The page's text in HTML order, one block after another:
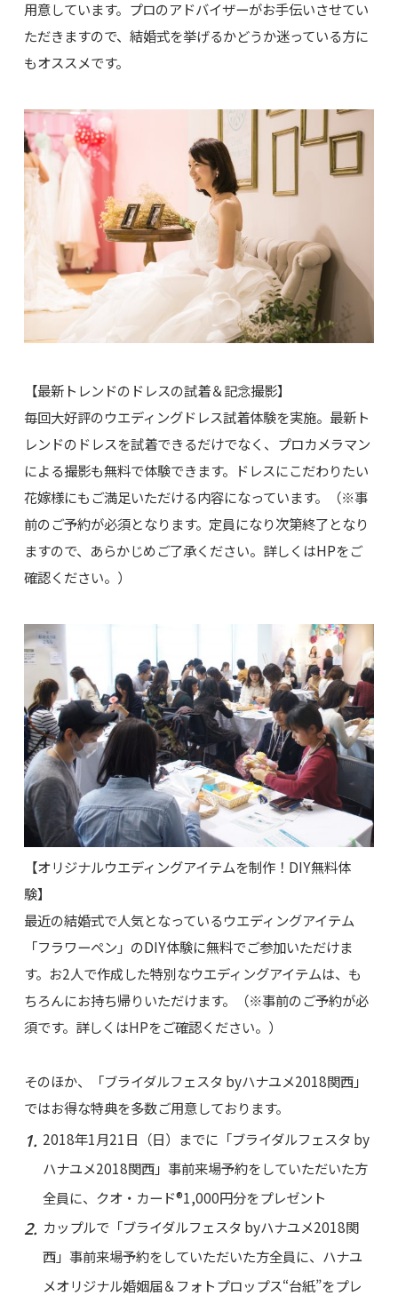
用意しています。プロのアドバイザーがお手伝いさせてい
ただきますので、結婚式を挙げるかどうか迷っている方に
もオススメです。
【最新トレンドのドレスの試着＆記念撮影】
毎回大好評のウエディングドレス試着体験を実施。最新ト
レンドのドレスを試着できるだけでなく、プロカメラマン
による撮影も無料で体験できます。ドレスにこだわりたい
花嫁様にもご満足いただける内容になっています。（※事
前のご予約が必須となります。定員になり次第終了となり
ますので、あらかじめご了承ください。詳しくはHPをご
確認ください。）
【オリジナルウエディングアイテムを制作！DIY無料体
験】
最近の結婚式で人気となっているウエディングアイテム
「フラワーペン」のDIY体験に無料でご参加いただけま
す。お2人で作成した特別なウエディングアイテムは、も
ちろんにお持ち帰りいただけます。（※事前のご予約が必
須です。詳しくはHPをご確認ください。）
そのほか、「ブライダルフェスタ byハナユメ2018関西」
ではお得な特典を多数ご用意しております。
2018年1月21日（日）までに「ブライダルフェスタ by
ハナユメ2018関西」事前来場予約をしていただいた方
全員に、クオ・カード®1,000円分をプレゼント
カップルで「ブライダルフェスタ byハナユメ2018関
西」事前来場予約をしていただいた方全員に、ハナユ
メオリジナル婚姻届＆フォトプロップス“台紙”をプレ